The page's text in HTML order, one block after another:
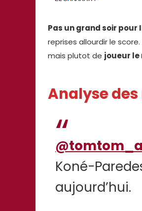
Pas un grand soir
reprises allourdir le
mais plutot de joueur
Analyse des
Koné-
aujourd’hui.